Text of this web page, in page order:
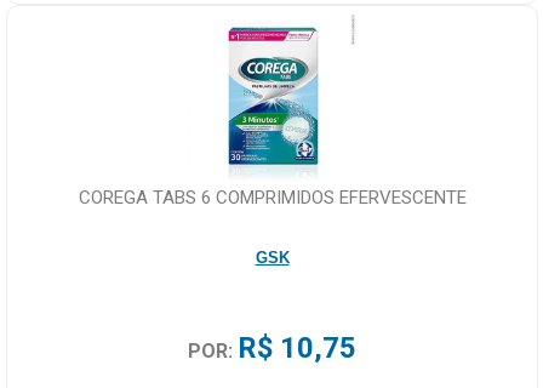
COREGA TABS 6 COMPRIMIDOS EFERVESCENTE
GSK
POR: R$ 10,75